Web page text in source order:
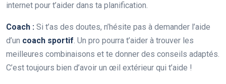
internet pour t’aider dans ta planification.
Coach : Si t’as des doutes, n’hésite pas à demander l’aide
d’un coach sportif. Un pro pourra t’aider à trouver les
meilleures combinaisons et te donner des conseils adaptés.
C’est toujours bien d’avoir un œil extérieur qui t’aide !